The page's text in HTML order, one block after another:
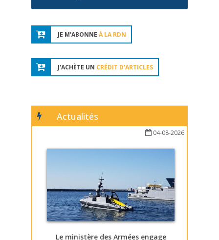
JE M'ABONNE À LA RDN
J'ACHÈTE UN CRÉDIT D'ARTICLES
Actualités
04-08-2026
Le ministère des Armées engage